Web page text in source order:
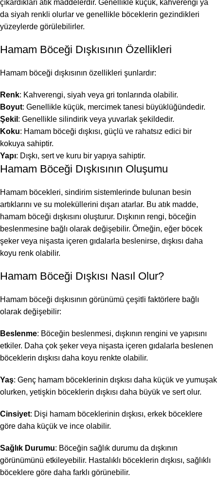
çıkardıkları atık maddelerdir. Genellikle küçük, kahverengi ya
da siyah renkli olurlar ve genellikle böceklerin gezindikleri
yüzeylerde görülebilirler.
Hamam Böceği Dışkısının Özellikleri
Hamam böceği dışkısının özellikleri şunlardır:
Renk: Kahverengi, siyah veya gri tonlarında olabilir.
Boyut: Genellikle küçük, mercimek tanesi büyüklüğündedir.
Şekil : Genellikle silindirik veya yuvarlak şekildedir.
Koku: Hamam böceği dışkısı, güçlü ve rahatsız edici bir
kokuya sahiptir.
Yapı: Dışkı, sert ve kuru bir yapıya sahiptir.
Hamam Böceği Dışkısının Oluşumu
Hamam böcekleri, sindirim sistemlerinde bulunan besin
artıklarını ve su moleküllerini dışarı atarlar. Bu atık madde,
hamam böceği dışkısını oluşturur. Dışkının rengi, böceğin
beslenmesine bağlı olarak değişebilir. Örneğin, eğer böcek
şeker veya nişasta içeren gıdalarla beslenirse, dışkısı daha
koyu renk olabilir.
Hamam Böceği Dışkısı Nasıl Olur?
Hamam böceği dışkısının görünümü çeşitli faktörlere bağlı
olarak değişebilir:
Beslenme: Böceğin beslenmesi, dışkının rengini ve yapısını
etkiler. Daha çok şeker veya nişasta içeren gıdalarla beslenen
böceklerin dışkısı daha koyu renkte olabilir.
Yaş: Genç hamam böceklerinin dışkısı daha küçük ve yumuşak
olurken, yetişkin böceklerin dışkısı daha büyük ve sert olur.
Cinsiyet: Dişi hamam böceklerinin dışkısı, erkek böceklere
göre daha küçük ve ince olabilir.
Sağlık Durumu: Böceğin sağlık durumu da dışkının
görünümünü etkileyebilir. Hastalıklı böceklerin dışkısı, sağlıklı
böceklere göre daha farklı görünebilir.